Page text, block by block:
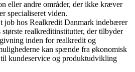
eller andre områder, der ikke kræver
specialiseret viden.
job hos Realkredit Danmark indebærer
realkreditinstitutter, der tilbyder
inden for realkredit og
kan spænde fra økonomisk
kundeservice og produktudvikling